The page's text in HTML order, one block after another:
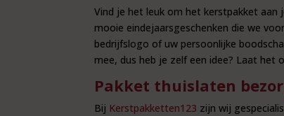
Vind je het leuk om het kerstpakket aan
mooie eindejaarsgeschenken die we
bedrijfslogo of uw persoonlijke
mee, dus heb je zelf een idee? Laat het
Pakket thuislaten
Bij Kerstpakketten123 zijn wij